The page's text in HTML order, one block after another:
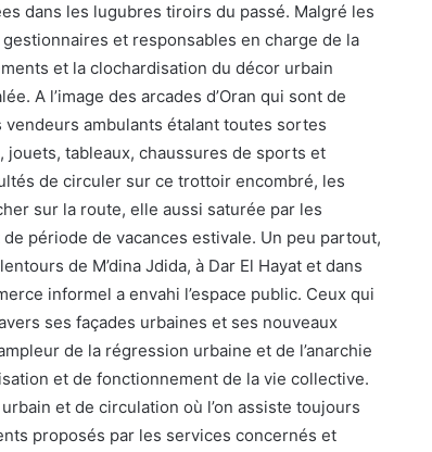
dans les lugubres tiroirs du passé. Malgré les
et responsables en charge de la
et la clochardisation du décor urbain
A l’image des arcades d’Oran qui sont de
ambulants étalant toutes sortes
jouets, tableaux, chaussures de sports et
de circuler sur ce trottoir encombré, les
sur la route, elle aussi saturée par les
période de vacances estivale. Un peu partout,
de M’dina Jdida, à Dar El Hayat et dans
informel a envahi l’espace public. Ceux qui
ses façades urbaines et ses nouveaux
de la régression urbaine et de l’anarchie
et de fonctionnement de la vie collective.
et de circulation où l’on assiste toujours
proposés par les services concernés et